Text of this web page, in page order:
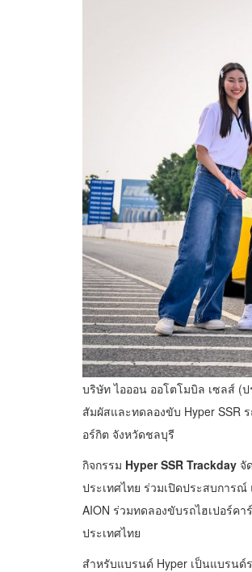
บริษัท ไอออน ออโตโมบิล เซลส์ (
สัมผัสและทดลองขับ Hyper SSR
อร์กิต จังหวัดชลบุรี
กิจกรรม Hyper SSR Trackday จั
ประเทศไทย ร่วมเปิดประสบการ
AION ร่วมทดลองขับรถไฮเปอร์ค
ประเทศไทย
สำหรับแบรนด์ Hyper เป็นแบรนด์